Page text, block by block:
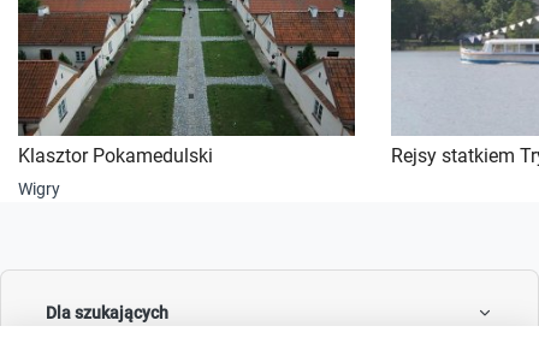
Klasztor Pokamedulski
Wigry
Rejsy statkiem
Dla szukających